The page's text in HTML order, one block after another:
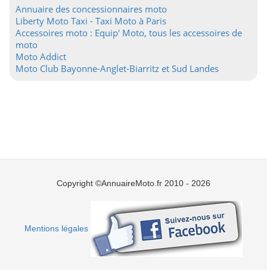
Annuaire des concessionnaires moto
Liberty Moto Taxi - Taxi Moto à Paris
Accessoires moto : Equip' Moto, tous les accessoires de
moto
Moto Addict
Moto Club Bayonne-Anglet-Biarritz et Sud Landes
Copyright ©AnnuaireMoto.fr 2010 - 2026
Mentions légales